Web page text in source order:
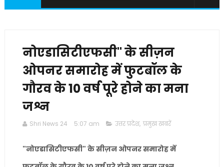
नोएडासिटीएफसी" के सीज़न
ओपनर समारोह में फुटबॉल के
गौरव के 10 वर्ष पूरे होने का मना
जश्न
Shri News 24 5:07 am उत्तर प्रदेश, प्रमुख खबरें
"नोएडासिटीएफसी" के सीज़न ओपनर समारोह में